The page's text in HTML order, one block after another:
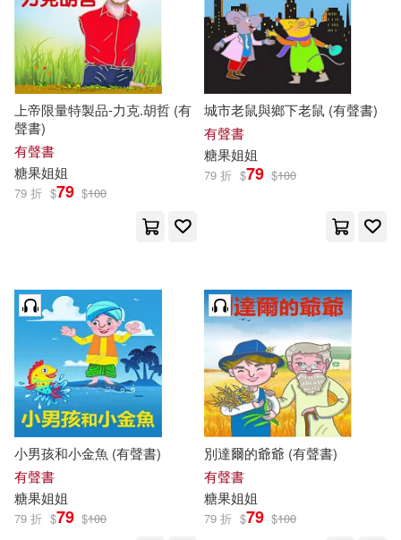
上帝限量特製品-力克.胡哲 (有
聲書)
有聲書
糖果姐姐
79 折 $79 $100
城市老鼠與鄉下老鼠 (有聲書)
有聲書
糖果姐姐
79 折 $79 $100
小男孩和小金魚 (有聲書)
有聲書
糖果姐姐
79 折 $79 $100
別達爾的爺爺 (有聲書)
有聲書
糖果姐姐
79 折 $79 $100